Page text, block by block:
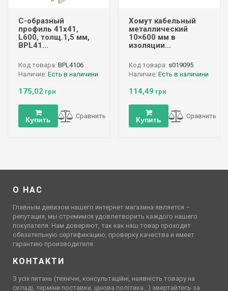
С-образный
профиль 41х41,
L600, толщ.1,5 мм,
BPL41...
Код товара: BPL4106
Наличие: Есть в наличини
175,02 грн
Купить Сравнить
Хомут кабельный
металлический
10×600 мм в
изоляции...
Код товара: s019095
Наличие: Есть в наличини
114,49 грн
Купить Сравнить
О НАС
Главным девизом нашего интернет магазина является –
репутация, мы стремимся удовлетворить каждого нашего
покупателя. Нам доверяют, так как наш товар проходит
обязательную сертификацию, проверку качества и имеет
гарантию производителя.
КОНТАКТИ
З усіх питань (технічні, консультаційні, наявність товару на
складі, терміни поставки, цінова політика…) звертайтесь за